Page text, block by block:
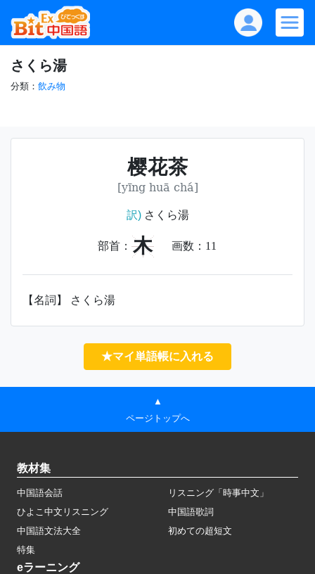
さくら湯
分類： 飲み物
樱花茶
[yīng huā chá]
訳)さくら湯
部首： 木 画数： 11
【名詞】 さくら湯
★マイ単語帳に入れる
▲
ページトップへ
教材集
中国語会話
リスニング「時事中文」
ひよこ中文リスニング
中国語歌詞
中国語文法大全
初めての超短文
特集
eラーニング